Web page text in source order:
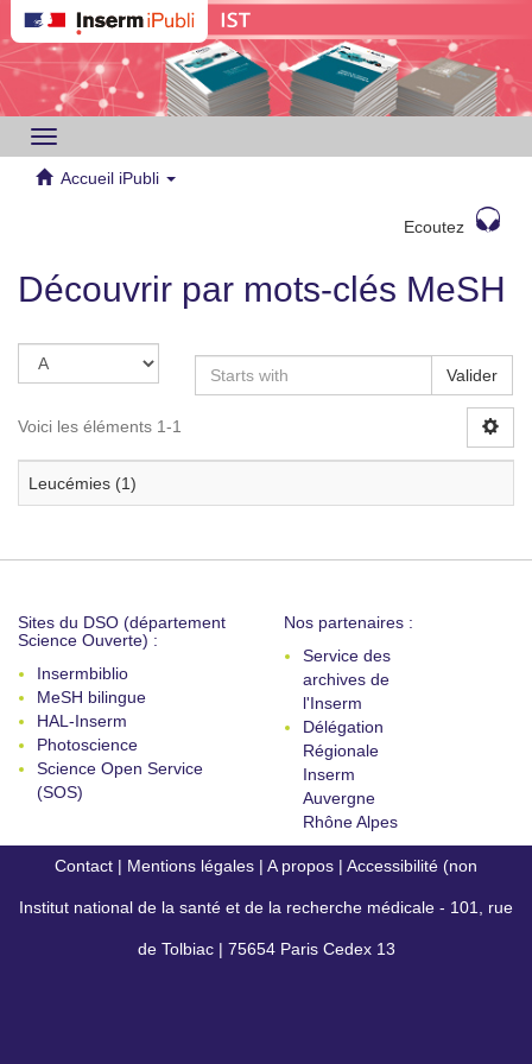
Toggle
navigation
Accueil iPubli
Ecoutez
Découvrir par mots-clés MeSH
Valider
Voici les éléments 1-1
Leucémies (1)
Sites du DSO (département
Science Ouverte) :
Insermbiblio
MeSH bilingue
HAL-Inserm
Photoscience
Science Open Service
(SOS)
Nos partenaires :
Service des
archives de
l'Inserm
Délégation
Régionale
Inserm
Auvergne
Rhône Alpes
Contact | Mentions légales | A propos | Accessibilité (non
conforme)
Institut national de la santé et de la recherche médicale - 101, rue
de Tolbiac | 75654 Paris Cedex 13